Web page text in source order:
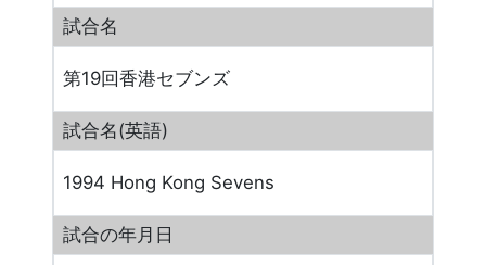
試合名
第19回香港セブンズ
試合名(英語)
1994 Hong Kong Sevens
試合の年月日